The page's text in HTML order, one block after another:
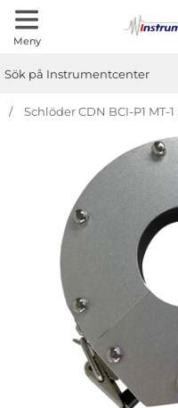
Meny
Schlöder CDN BCI-P1